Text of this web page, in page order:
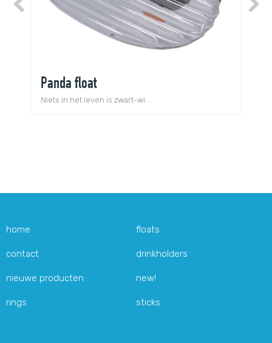
Panda float
Niets in het leven is zwart-wi...
home
contact
nieuwe producten
rings
floats
drinkholders
new!
sticks